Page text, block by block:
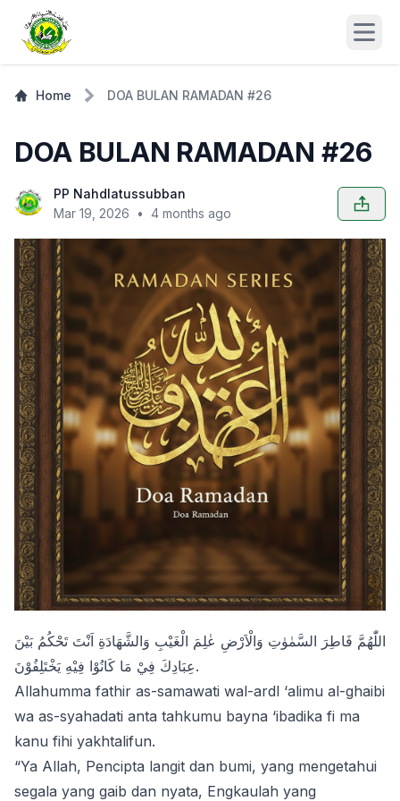
Home DOA BULAN RAMADAN #26
DOA BULAN RAMADAN #26
PP Nahdlatussubban
Mar 19, 2026
• 4 months ago
اللّٰهُمَّ فَاطِرَ السَّمٰوٰتِ وَالْاَرْضِ عٰلِمَ الْغَيْبِ وَالشَّهَادَةِ اَنْتَ تَحْكُمُ بَيْنَ
عِبَادِكَ فِيْ مَا كَانُوْا فِيْهِ يَخْتَلِفُوْنَ.
Allahumma fathir as-samawati wal-ardl ‘alimu al-ghaibi
wa as-syahadati anta tahkumu bayna ‘ibadika fi ma
kanu fihi yakhtalifun.
“Ya Allah, Pencipta langit dan bumi, yang mengetahui
segala yang gaib dan nyata, Engkaulah yang